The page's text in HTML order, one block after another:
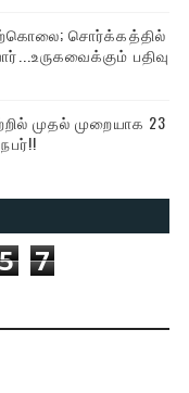
சொர்க்கத்தில்
பதிவு
முதல் முறையாக 23
5 7